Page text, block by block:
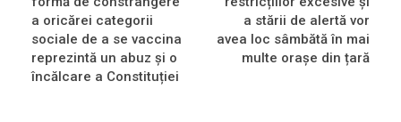
a oricărei categorii
sociale de a se vaccina
reprezintă un abuz și o
încălcare a Constituției
a stării de alertă vor
avea loc sâmbătă în mai
multe orașe din țară